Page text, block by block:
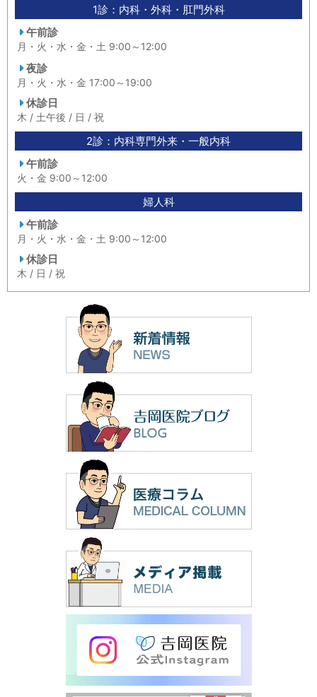
1診：内科・外科・肛門外科
午前診
月・火・水・金・土 9:00～12:00
夜診
月・火・水・金 17:00～19:00
休診日
木 / 土午後 / 日 / 祝
2診：内科専門外来・一般内科
午前診
火・金 9:00～12:00
婦人科
午前診
月・火・水・金・土 9:00～12:00
休診日
木 / 日 / 祝